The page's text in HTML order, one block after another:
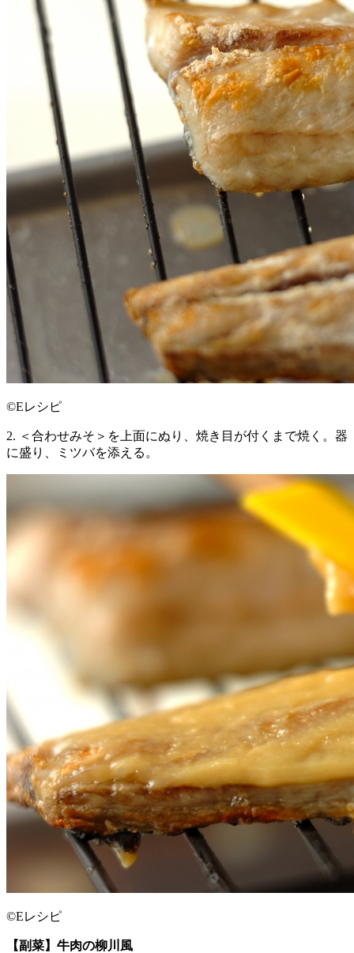
©Eレシピ
2. ＜合わせみそ＞を上面にぬり、焼き目が付くまで焼く。器
に盛り、ミツバを添える。
©Eレシピ
【副菜】牛肉の柳川風